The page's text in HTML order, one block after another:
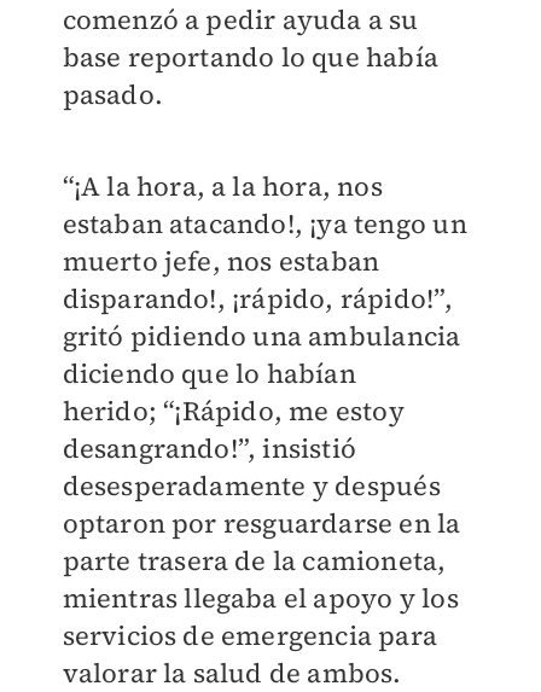
comenzó a pedir ayuda a su
base reportando lo que había
pasado.
“¡A la hora, a la hora, nos
estaban atacando!, ¡ya tengo un
muerto jefe, nos estaban
disparando!, ¡rápido, rápido!”,
gritó pidiendo una ambulancia
diciendo que lo habían
herido; “¡Rápido, me estoy
desangrando!”, insistió
desesperadamente y después
optaron por resguardarse en la
parte trasera de la camioneta,
mientras llegaba el apoyo y los
servicios de emergencia para
valorar la salud de ambos.